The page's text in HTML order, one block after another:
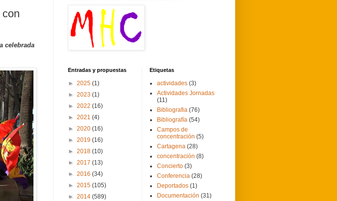
con
celebrada
Entradas y propuestas
► 2025 (1)
► 2023 (1)
► 2022 (16)
► 2021 (4)
► 2020 (16)
► 2019 (16)
► 2018 (10)
► 2017 (13)
► 2016 (34)
► 2015 (105)
► 2014 (589)
Etiquetas
actividades (3)
Actividades Jornadas
(11)
Bibliografia (76)
Bibliografía (54)
Campos de
concentración (5)
Cartagena (28)
concentración (8)
Concierto (3)
Conferencia (28)
Deportados (1)
Documentación (31)